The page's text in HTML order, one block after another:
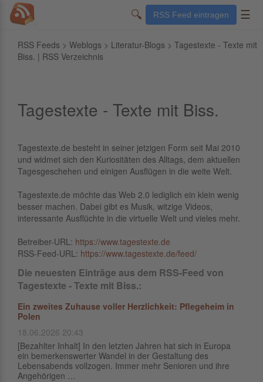
🔍 RSS Feed eintragen ☰
RSS Feeds > Weblogs > Literatur-Blogs > Tagestexte - Texte mit
Biss. | RSS Verzeichnis
Tagestexte - Texte mit Biss.
Tagestexte.de besteht in seiner jetzigen Form seit Mai 2010
und widmet sich den Kuriositäten des Alltags, dem aktuellen
Tagesgeschehen und einigen Ausflügen in die weite Welt.
Tagestexte.de möchte das Web 2.0 lediglich ein klein wenig
besser machen. Dabei gibt es Musik, witzige Videos,
interessante Ausflüchte in die virtuelle Welt und vieles mehr.
Betreiber-URL: https://www.tagestexte.de
RSS-Feed-URL: https://www.tagestexte.de/feed/
Die neuesten Einträge aus dem RSS-Feed von
Tagestexte - Texte mit Biss.:
Ein zweites Zuhause voller Herzlichkeit: Pflegeheim in
Polen
18.06.2026 20:43
[Bezahlter Inhalt] In den letzten Jahren hat sich in Europa
ein bemerkenswerter Wandel in der Gestaltung des
Lebensabends vollzogen. Immer mehr Senioren und ihre
Angehörigen …